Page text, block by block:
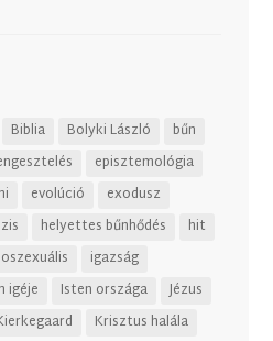
Biblia Bolyki László
bűn
episztemológia
evolúció
exodusz
helyettes bűnhődés
hit
igazság
igéje Isten országa
Jézus
Krisztus halála